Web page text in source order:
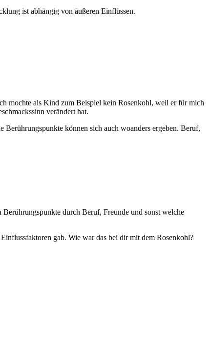
ist abhängig von äußeren Einflüssen.
mochte als Kind zum Beispiel kein Rosenkohl, weil er für mich
verändert hat.
können sich auch woanders ergeben. Beruf,
durch Beruf, Freunde und sonst welche
gab. Wie war das bei dir mit dem Rosenkohl?